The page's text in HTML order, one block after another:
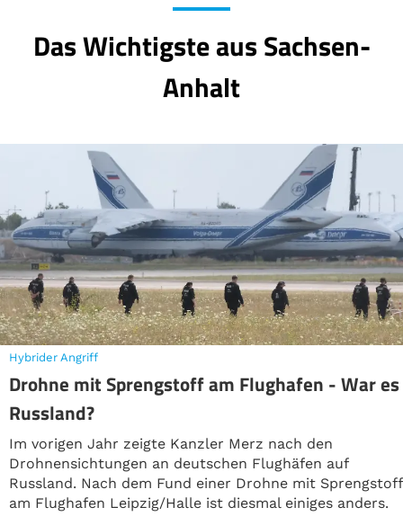
Das Wichtigste aus Sachsen-
Anhalt
Hybrider Angriff
Drohne mit Sprengstoff am Flughafen - War es
Russland?
Im vorigen Jahr zeigte Kanzler Merz nach den
Drohnensichtungen an deutschen Flughäfen auf
Russland. Nach dem Fund einer Drohne mit Sprengstoff
am Flughafen Leipzig/Halle ist diesmal einiges anders.